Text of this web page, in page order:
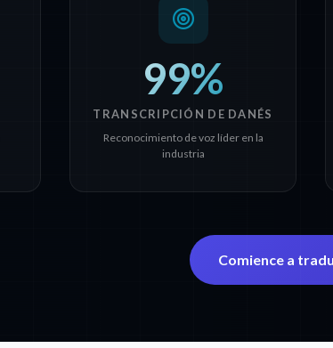
99%
TRANSCRIPCIÓN DE DANÉS
Reconocimiento de voz líder en la
industria
Comience a